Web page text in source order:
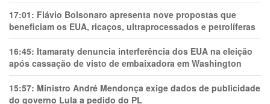
17:01: Flávio Bolsonaro apresenta nove propostas que
beneficiam os EUA, ricaços, ultraprocessados e petrolíferas
16:45: Itamaraty denuncia interferência dos EUA na eleição
após cassação de visto de embaixadora em Washington
15:57: Ministro André Mendonça exige dados de publicidade
do governo Lula a pedido do PL